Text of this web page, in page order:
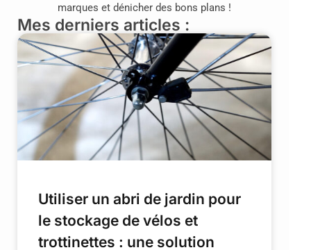
marques et dénicher des bons plans !
Mes derniers articles :
Utiliser un abri de jardin pour
le stockage de vélos et
trottinettes : une solution